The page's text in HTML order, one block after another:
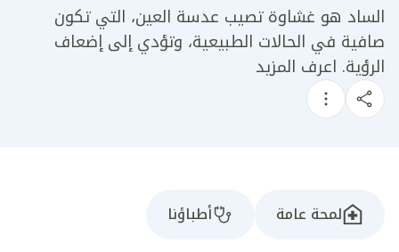
الساد هو غشاوة تصيب عدسة العين، التي تكون
صافية في الحالات الطبيعية، وتؤدي إلى إضعاف
الرؤية. اعرف المزيد
لمحة عامة أطباؤنا